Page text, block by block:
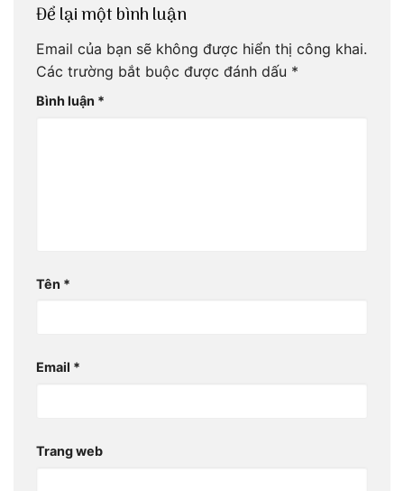
Để lại một bình luận
Email của bạn sẽ không được hiển thị công khai.
Các trường bắt buộc được đánh dấu *
Bình luận *
Tên *
Email *
Trang web